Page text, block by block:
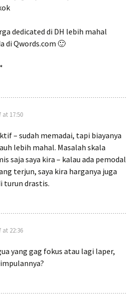
dedicated di DH lebih mahal
di Qwords.com 🙂
at 17:50
– sudah memadai, tapi biayanya
lebih mahal. Masalah skala
saja saya kira – kalau ada pemodal
terjun, saya kira harganya juga
turun drastis.
at 22:36
yang gag fokus atau lagi laper,